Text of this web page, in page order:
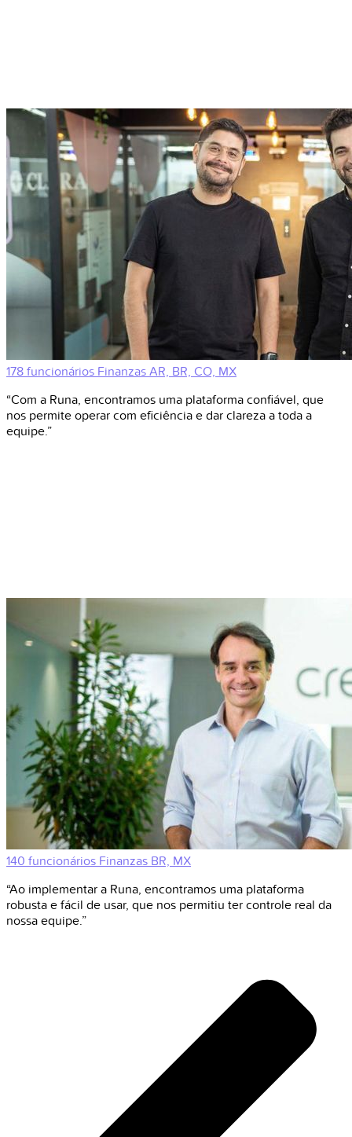
178 funcionários Finanzas AR, BR, CO, MX
“Com a Runa, encontramos uma plataforma confiável, que
nos permite operar com eficiência e dar clareza a toda a
equipe.”
140 funcionários Finanzas BR, MX
“Ao implementar a Runa, encontramos uma plataforma
robusta e fácil de usar, que nos permitiu ter controle real da
nossa equipe.”